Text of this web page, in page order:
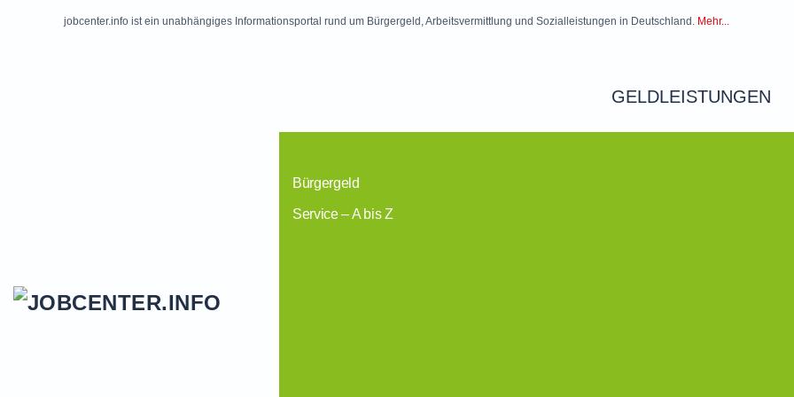
jobcenter.info ist ein unabhängiges Informationsportal rund um Bürgergeld, Arbeitsvermittlung und Sozialleistungen in Deutschland. Mehr...
GELDLEISTUNGEN
Bürgergeld
Service – A bis Z